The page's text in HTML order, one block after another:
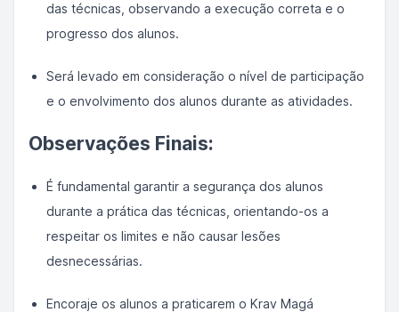
das técnicas, observando a execução correta e o
progresso dos alunos.
Será levado em consideração o nível de participação
e o envolvimento dos alunos durante as atividades.
Observações Finais:
É fundamental garantir a segurança dos alunos
durante a prática das técnicas, orientando-os a
respeitar os limites e não causar lesões
desnecessárias.
Encoraje os alunos a praticarem o Krav Magá